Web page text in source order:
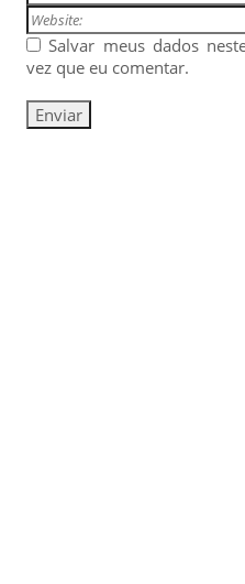
Salvar meus dados
vez que eu comentar.